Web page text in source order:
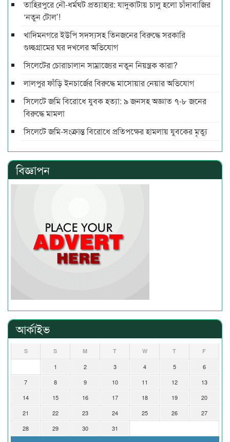
তাহিরপুরে নৌ-ধর্মঘট প্রত্যাহার: যাদুকাটায় চালু হলো চাঁদাবাজির
‘নতুন টোল’!
খাদিমনগরে ইউপি সদস্যসহ তিনজনের বিরুদ্ধে সরকারি
গুচ্ছগ্রামের ঘর দখলের অভিযোগ
সিলেটের চোরাচালান সাম্রাজ্যের নতুন নিয়ন্ত্রক কারা?
লালপুর ফাঁড়ি ইনচার্জের বিরুদ্ধে মাসোয়ার নেয়ার অভিযোগ
সিলেটে জমি বিরোধে যুবক হত্যা: ৯ জনসহ অজ্ঞাত ৭-৮ জনের
বিরুদ্ধে মামলা
সিলেটে জমি-সংক্রান্ত বিরোধে প্রতিপক্ষের হামলায় যুবকের মৃত্যু
বিজ্ঞাপন
আর্কাইভ
S S M T W T F
1 2 3 4 5
6
7
8 9 10 11 12
13
14
15 16 17 18 19
20
21
22 23 24 25 26
27
28
29 30 31